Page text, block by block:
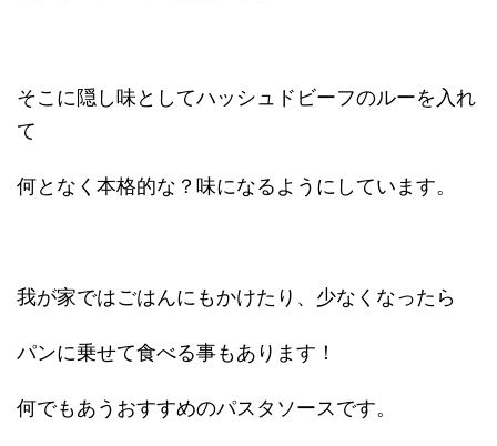
そこに隠し味としてハッシュドビーフのルーを入れ
て
何となく本格的な？味になるようにしています。
我が家ではごはんにもかけたり、少なくなったら
パンに乗せて食べる事もあります！
何でもあうおすすめのパスタソースです。